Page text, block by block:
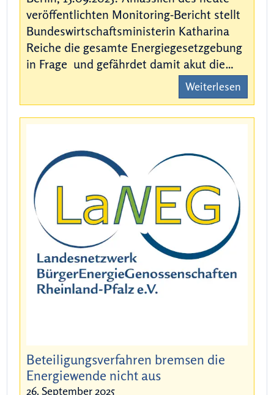
veröffentlichten Monitoring-Bericht stellt
Bundeswirtschaftsministerin Katharina
Reiche die gesamte Energiegesetzgebung
in Frage und gefährdet damit akut die…
Weiterlesen
Beteiligungsverfahren bremsen die
Energiewende nicht aus
26. September 2025